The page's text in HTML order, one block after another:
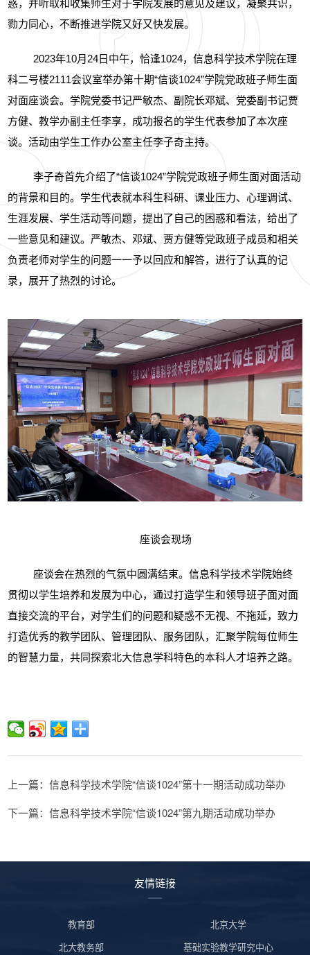
惑，并听取和收集师生对于学院发展的意见及建议，凝聚共识，
勠力同心，不断推进学院又好又快发展。
2023年10月 24日中午，恰逢1024，信息科学技术学院在理
科二号楼2111会议室举办第十期“信谈1024”学院党政班子师生面
对面座谈会。学院党委书记严敏杰、副院长邓斌、党委副书记贾
方健、教学办副主任李享，成功报名的学生代表参加了本次座
谈。活动由学生工作办公室主任李子奇主持。
李子奇首先介绍了“信谈1024”学院党政班子师生面对面活动
的背景和目的。学生代表就本科生科研、课业压力、心理调试、
生涯发展、学生活动等问题，提出了自己的困惑和看法，给出了
一些意见和建议。严敏杰、邓斌、贾方健等党政班子成员和相关
负责老师对学生的问题一一予以回应和解答，进行了认真的记
录，展开了热烈的讨论。
座谈会现场
座谈会在热烈的气氛中圆满结束。信息科学技术学院始终
贯彻以学生培养和发展为中心，通过打造学生和领导班子面对面
直接交流的平台，对学生们的问题和疑惑不无视、不拖延，致力
打造优秀的教学团队、管理团队、服务团队，汇聚学院每位师生
的智慧力量，共同探索北大信息学科特色的本科人才培养之路。
上一篇：信息科学技术学院“信谈1024”第十一期活动成功举办
下一篇：信息科学技术学院“信谈1024”第九期活动成功举办
友情链接
教育部
北京大学
北大教务部
基础实验教学研究中心